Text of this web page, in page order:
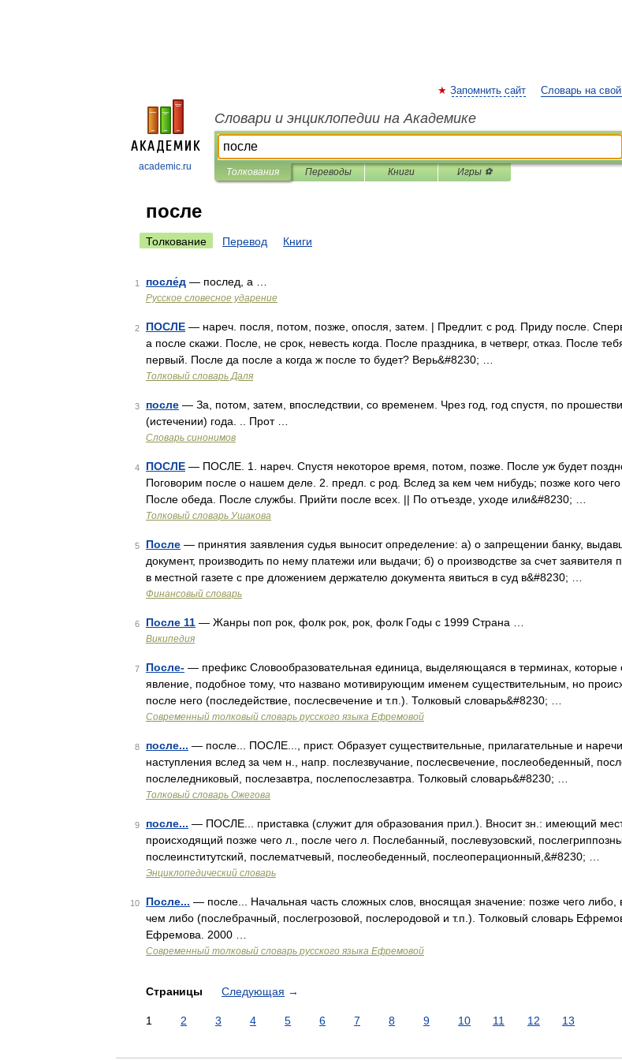
academic.ru
Запомнить сайт Словарь на
Словари и энциклопедии на Академике
Толкования Переводы Книги Игры ⚽
после
Толкование Перевод Книги
1 после́д — послед, а …
Русское словесное ударение
2 ПОСЛЕ — нареч. посля, потом, позже, опосля, затем. | Предлит. с род. Приду после.
а после скажи. После, не срок, невесть когда. После праздника, в четверг, отказ. После
первый. После да после а когда ж после то будет? Верь&#8230; …
Толковый словарь Даля
3 после — За, потом, затем, впоследствии, со временем. Чрез год, год спустя, по
(истечении) года. .. Прот …
Словарь синонимов
4 ПОСЛЕ — ПОСЛЕ. 1. нареч. Спустя некоторое время, потом, позже. После уж будет
Поговорим после о нашем деле. 2. предл. с род. Вслед за кем чем нибудь; позже кого чего
После обеда. После службы. Прийти после всех. || По отъезде, уходе или&#8230; …
Толковый словарь Ушакова
5 После — принятия заявления судья выносит определение: а) о запрещении банку,
документ, производить по нему платежи или выдачи; б) о производстве за счет заявителя
в местной газете с пре дложением держателю документа явиться в суд в&#8230; …
Финансовый словарь
6 После 11 — Жанры поп рок, фолк рок, рок, фолк Годы с 1999 Страна …
Википедия
7 После- — префикс Словообразовательная единица, выделяющаяся в терминах, которые
явление, подобное тому, что названо мотивирующим именем существительным, но
после него (последействие, послесвечение и т.п.). Толковый словарь&#8230; …
Современный толковый словарь русского языка Ефремовой
8 после... — после... ПОСЛЕ..., прист. Образует существительные, прилагательные и
наступления вслед за чем н., напр. послезвучание, послесвечение, послеобеденный,
послеледниковый, послезавтра, послепослезавтра. Толковый словарь&#8230; …
Толковый словарь Ожегова
9 после... — ПОСЛЕ... приставка (служит для образования прил.). Вносит зн.: имеющий
происходящий позже чего л., после чего л. Послебанный, послевузовский,
послеинститутский, послематчевый, послеобеденный, послеоперационный,&#8230; …
Энциклопедический словарь
10 После... — после... Начальная часть сложных слов, вносящая значение: позже чего либо,
чем либо (послебрачный, послегрозовой, послеродовой и т.п.). Толковый словарь
Ефремова. 2000 …
Современный толковый словарь русского языка Ефремовой
Страницы Следующая →
1 2 3 4 5 6 7 8 9 10 11 12 13